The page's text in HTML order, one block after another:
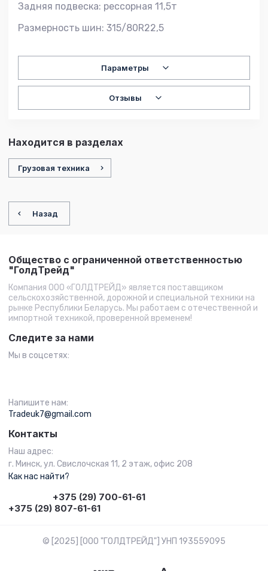
Задняя подвеска: рессорная 11,5т
Размерность шин: 315/80R22,5
Параметры
Отзывы
Находится в разделах
Грузовая техника
Назад
Общество с ограниченной ответственностью
"ГолдТрейд"
Компания ООО «ГОЛДТРЕЙД» является поставщиком
сельскохозяйственной, дорожной и специальной техники на
рынке Республики Беларусь. Мы работаем с отечественной и
импортной техникой, проверенной временем!
Следите за нами
Мы в соцсетях:
Напишите нам:
Tradeuk7@gmail.com
Контакты
Наш адрес:
г. Минск, ул. Свислочская 11, 2 этаж, офис 208
Как нас найти?
+375 (29) 700-61-61
+375 (29) 807-61-61
© [2025] [ООО "ГОЛДТРЕЙД"] УНП 193559095